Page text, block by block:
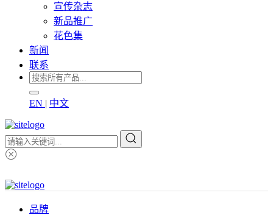
宣传杂志
新品推广
花色集
新闻
联系
EN | 中文
品牌